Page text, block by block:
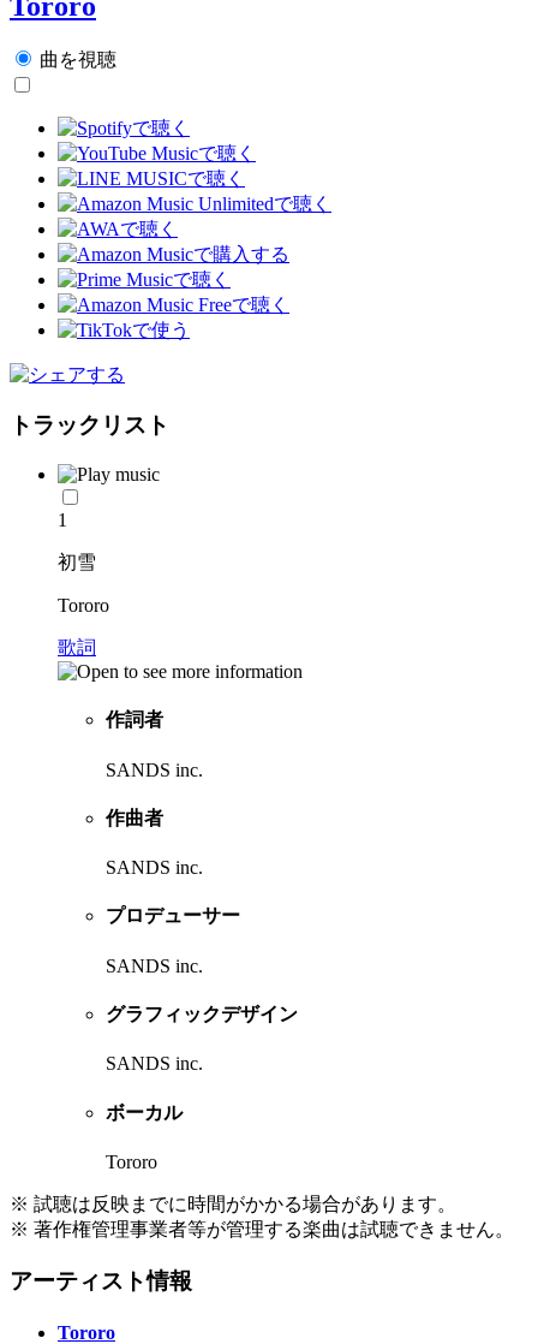
曲を視聴
トラックリスト
1
初雪
Tororo
歌詞
作詞者
SANDS inc.
作曲者
SANDS inc.
プロデューサー
SANDS inc.
グラフィックデザイン
SANDS inc.
ボーカル
Tororo
※ 試聴は反映までに時間がかかる場合があります。
※ 著作権管理事業者等が管理する楽曲は試聴できません。
アーティスト情報
Tororo